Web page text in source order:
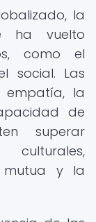
la
ha vuelto
como el
social. Las
empatía, la
de
superar
mutua y la